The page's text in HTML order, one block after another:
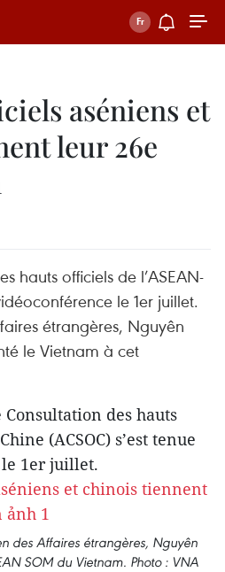
aséniens et
leur 26e
hauts officiels de l’ASEAN-
le 1er juillet.
étrangères, Nguyên
le Vietnam à cet
des hauts
(ACSOC) s’est tenue
1er juillet.
des Affaires étrangères, Nguyên
SOM du Vietnam. Photo : VNA